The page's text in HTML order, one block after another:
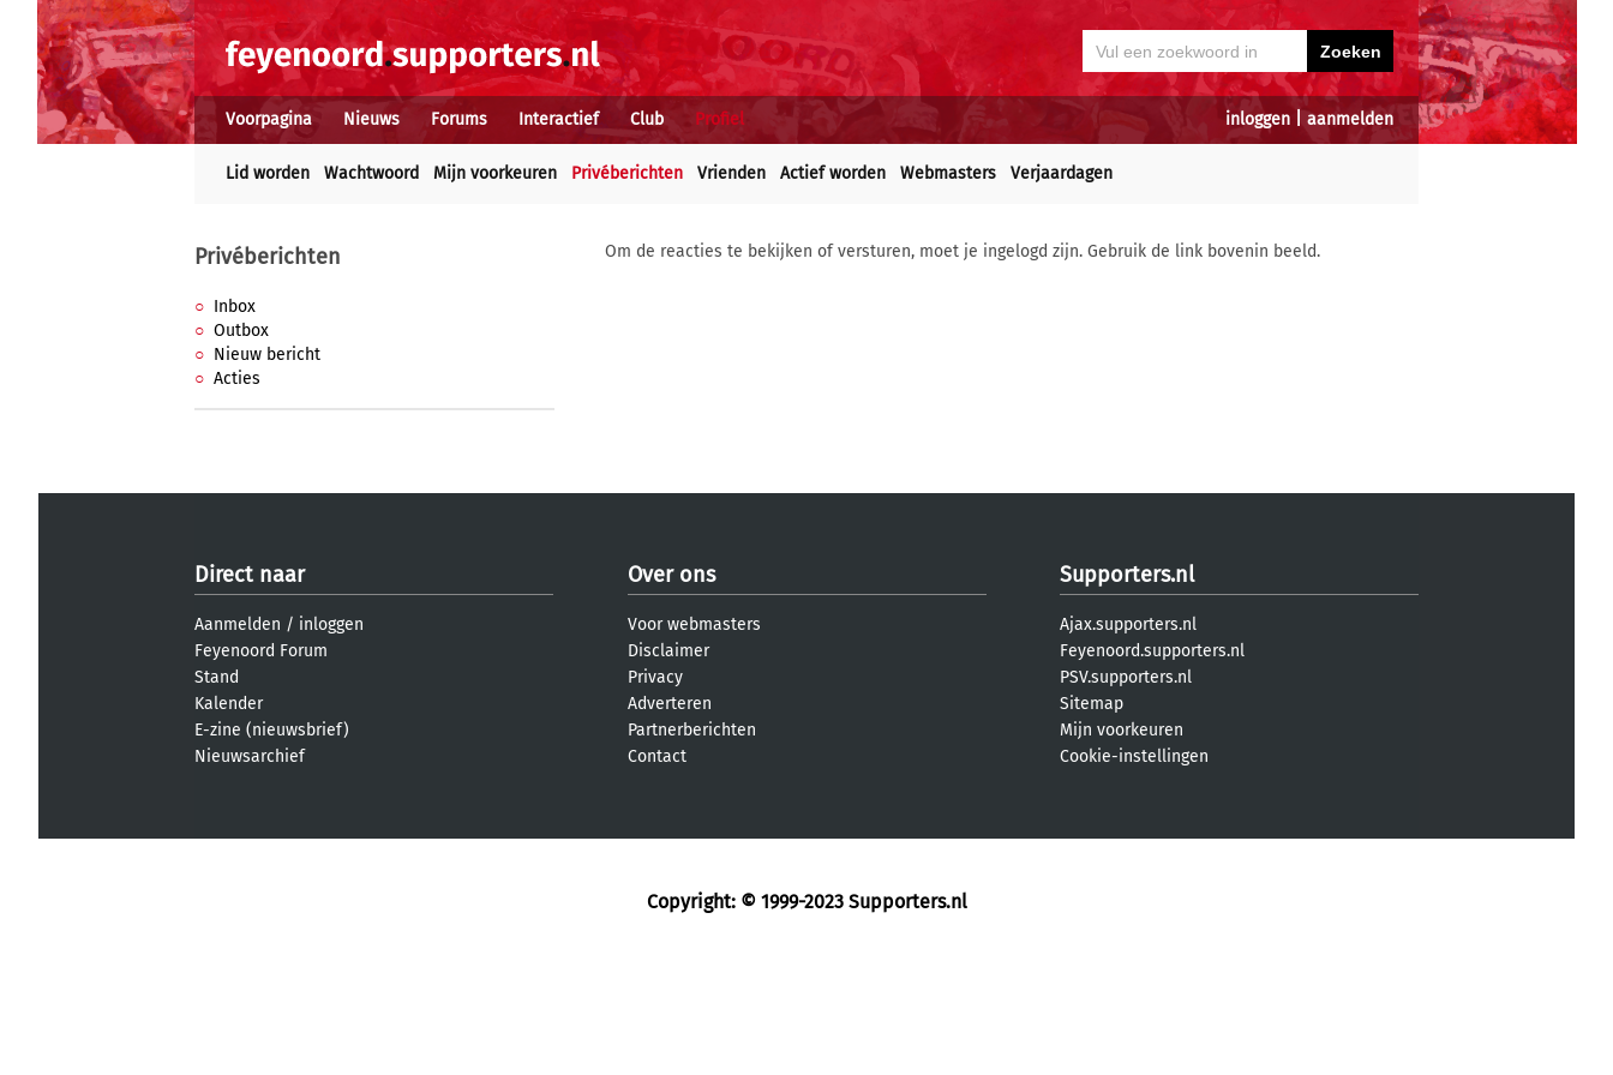
inloggen aanmelden
Voorpagina Nieuws Forums Interactief Club Profiel
Lid worden Wachtwoord Mijn voorkeuren Privéberichten Vrienden Actief worden Webmasters Verjaardagen
Privéberichten
Inbox
Outbox
Nieuw bericht
Acties
Om de reacties te bekijken of versturen, moet je ingelogd zijn. Gebruik de link bovenin beeld.
Direct naar
Aanmelden / inloggen
Feyenoord Forum
Stand
Kalender
E-zine (nieuwsbrief)
Nieuwsarchief
Over ons
Voor webmasters
Disclaimer
Privacy
Adverteren
Partnerberichten
Contact
Supporters.nl
Ajax.supporters.nl
Feyenoord.supporters.nl
PSV.supporters.nl
Sitemap
Mijn voorkeuren
Cookie-instellingen
Copyright: © 1999-2023 Supporters.nl